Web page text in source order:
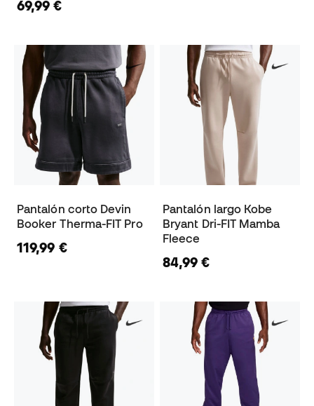
69,99 €
Pantalón corto Devin
Booker Therma-FIT Pro
119,99 €
Pantalón largo Kobe
Bryant Dri-FIT Mamba
Fleece
84,99 €